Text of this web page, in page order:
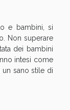
e bambini, si
Non superare
dei bambini
intesi come
un sano stile di
45% oggi!